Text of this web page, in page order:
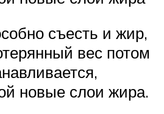
съесть и жир,
вес потом
новые слои жира.